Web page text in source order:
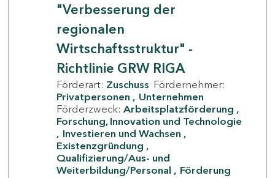
"Verbesserung der
regionalen
Wirtschaftsstruktur" -
Richtlinie GRW RIGA
Förderart: Zuschuss Fördernehmer:
Privatpersonen
Unternehmen
Förderzweck: Arbeitsplatzförderung
Forschung, Innovation und Technologie
Investieren und Wachsen
Existenzgründung
Qualifizierung/Aus- und
Weiterbildung/Personal
Förderung